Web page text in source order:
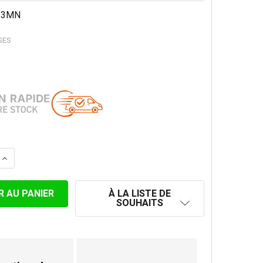
QUANTITÉ DE SUPPORT AU TOIT EXTRA SOLIDE POUR
AUGMENTER LA QUANTITÉ DE SUPPORT AU TOIT EXTRA
À LA LISTE DE
SOUHAITS